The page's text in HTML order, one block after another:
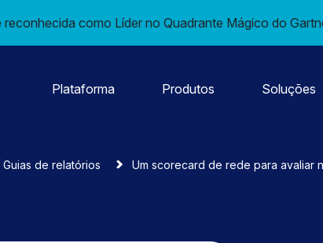
como Líder no Quadrante Mágico do
Plataforma Produtos Soluções
Guias de relatórios Um scorecard de rede para avaliar